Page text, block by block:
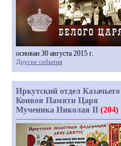
основан 30 августа 2015 г.
Другие события
Иркутский отдел Казачьего
Конвоя Памяти Царя
Мученика Николая II (204)